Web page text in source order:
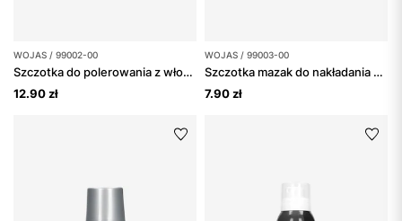
WOJAS / 99002-00
Szczotka do polerowania z włosiem końskim
12.90 zł
WOJAS / 99003-00
Szczotka mazak do nakładania past i kremów
7.90 zł